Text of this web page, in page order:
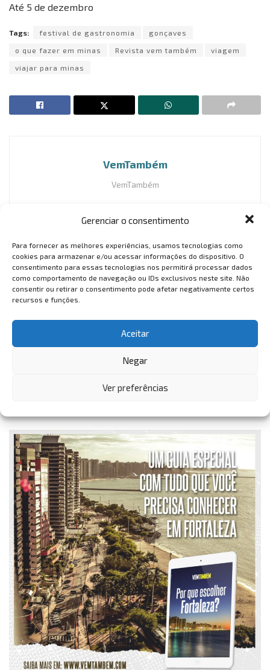
Gerenciar o consentimento
Para fornecer as melhores experiências, usamos tecnologias como
cookies para armazenar e/ou acessar informações do dispositivo. O
consentimento para essas tecnologias nos permitirá processar dados
como comportamento de navegação ou IDs exclusivos neste site. Não
consentir ou retirar o consentimento pode afetar negativamente certos
recursos e funções.
Aceitar
Negar
Ver preferências
Até 5 de dezembro
Tags: festival de gastronomia gonçaves
o que fazer em minas Revista vem também viagem
viajar para minas
VemTambém
VemTambém